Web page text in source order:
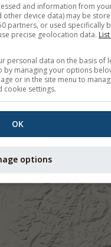
and information from
device data) may be
partners, or used specifically
precise geolocation data.
personal data on the basis of
by managing your options
or in the site menu to
cookie settings.
OK
options